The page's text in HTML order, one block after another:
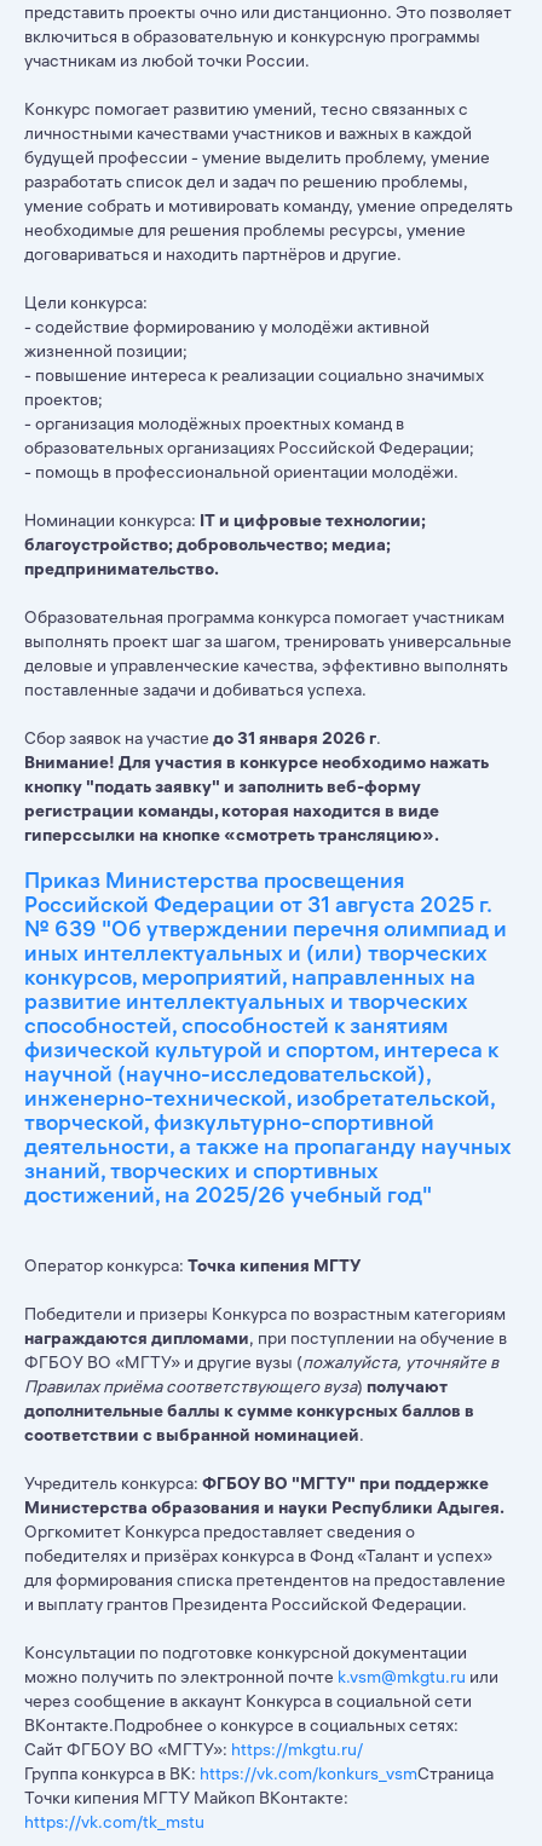
представить проекты очно или дистанционно. Это позволяет
включиться в образовательную и конкурсную программы
участникам из любой точки России.
Конкурс помогает развитию умений, тесно связанных с
личностными качествами участников и важных в каждой
будущей профессии - умение выделить проблему, умение
разработать список дел и задач по решению проблемы,
умение собрать и мотивировать команду, умение определять
необходимые для решения проблемы ресурсы, умение
договариваться и находить партнёров и другие.
Цели конкурса:
- содействие формированию у молодёжи активной
жизненной позиции;
- повышение интереса к реализации социально значимых
проектов;
- организация молодёжных проектных команд в
образовательных организациях Российской Федерации;
- помощь в профессиональной ориентации молодёжи.
Номинации конкурса: IT и цифровые технологии;
благоустройство; добровольчество; медиа;
предпринимательство.
Образовательная программа конкурса помогает участникам
выполнять проект шаг за шагом, тренировать универсальные
деловые и управленческие качества, эффективно выполнять
поставленные задачи и добиваться успеха.
Сбор заявок на участие до 31 января 2026 г.
Внимание! Для участия в конкурсе необходимо нажать
кнопку "подать заявку" и заполнить веб-форму
регистрации команды, которая находится в виде
гиперссылки на кнопке «смотреть трансляцию».
Приказ Министерства просвещения
Российской Федерации от 31 августа 2025 г.
№ 639 "Об утверждении перечня олимпиад и
иных интеллектуальных и (или) творческих
конкурсов, мероприятий, направленных на
развитие интеллектуальных и творческих
способностей, способностей к занятиям
физической культурой и спортом, интереса к
научной (научно-исследовательской),
инженерно-технической, изобретательской,
творческой, физкультурно-спортивной
деятельности, а также на пропаганду научных
знаний, творческих и спортивных
достижений, на 2025/26 учебный год"
Оператор конкурса: Точка кипения МГТУ
Победители и призеры Конкурса по возрастным категориям
награждаются дипломами, при поступлении на обучение в
ФГБОУ ВО «МГТУ» и другие вузы (пожалуйста, уточняйте в
Правилах приёма соответствующего вуза) получают
дополнительные баллы к сумме конкурсных баллов в
соответствии с выбранной номинацией.
Учредитель конкурса: ФГБОУ ВО "МГТУ" при поддержке
Министерства образования и науки Республики Адыгея.
Оргкомитет Конкурса предоставляет сведения о
победителях и призёрах конкурса в Фонд «Талант и успех»
для формирования списка претендентов на предоставление
и выплату грантов Президента Российской Федерации.
Консультации по подготовке конкурсной документации
можно получить по электронной почте k.vsm@mkgtu.ru или
через сообщение в аккаунт Конкурса в социальной сети
ВКонтакте.Подробнее о конкурсе в социальных сетях:
Сайт ФГБОУ ВО «МГТУ»: https://mkgtu.ru/
Группа конкурса в ВК: https://vk.com/konkurs_vsmСтраница
Точки кипения МГТУ Майкоп ВКонтакте:
https://vk.com/tk_mstu